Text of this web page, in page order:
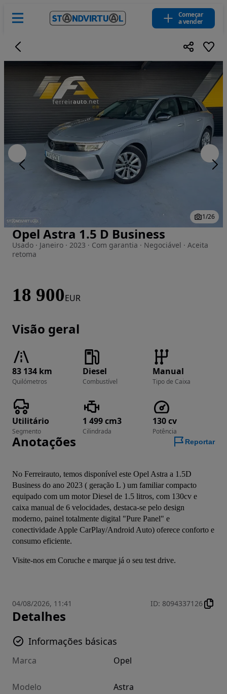
Começar
a vender
Imagem 1 de 26
1/26
Opel Astra 1.5 D Business
Usado · Janeiro · 2023 · Com garantia · Negociável · Aceita
retoma
18 900EUR
Visão geral
83 134 km
Quilómetros
Diesel
Combustível
Manual
Tipo de Caixa
Utilitário
Segmento
1 499 cm3
Cilindrada
130 cv
Potência
Anotações Reportar
No Ferreirauto, temos disponível este Opel Astra a 1.5D
Business do ano 2023 ( geração L ) um familiar compacto
equipado com um motor Diesel de 1.5 litros, com 130cv e
caixa manual de 6 velocidades, destaca-se pelo design
moderno, painel totalmente digital "Pure Panel" e
conectividade Apple CarPlay/Android Auto) oferece conforto e
consumo eficiente.
Visite-nos em Coruche e marque já o seu test drive.
04/08/2026, 11:41 ID: 8094337126
Detalhes
Informações básicas
Marca Opel
Modelo Astra